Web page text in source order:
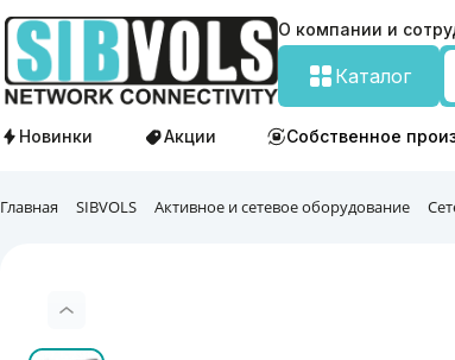
О компании и
Каталог
Новинки Акции Собственное
Главная SIBVOLS Активное и сетевое оборудование